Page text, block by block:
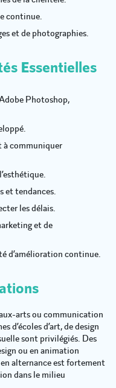
continue.
et de photographies.
Essentielles
Photoshop,
à communiquer
et tendances.
les délais.
et de
d’amélioration continue.
arts ou communication
d’écoles d’art, de design
sont privilégiés. Des
ou en animation
alternance est fortement
dans le milieu